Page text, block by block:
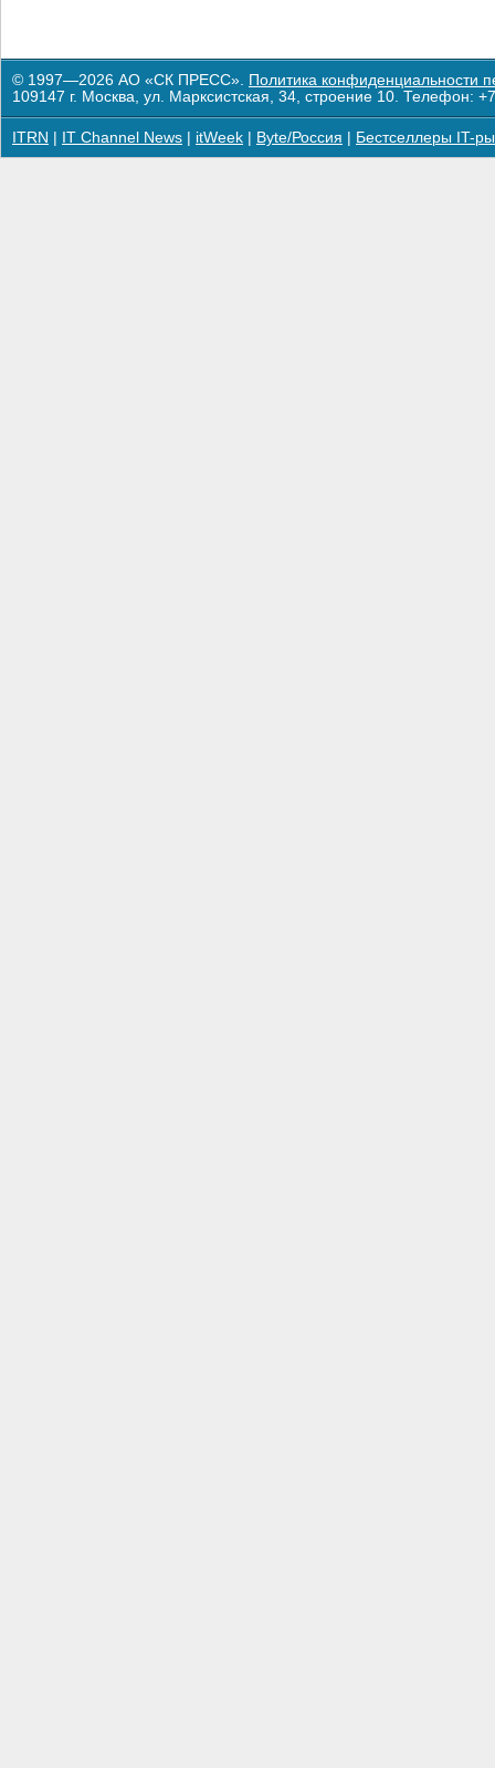
© 1997—2026 АО «СК ПРЕСС». Политика конфиденциальности
109147 г. Москва, ул. Марксистская, 34, строение 10. Телефон:
ITRN IT Channel News itWeek Byte/Россия Бестселлеры IT-